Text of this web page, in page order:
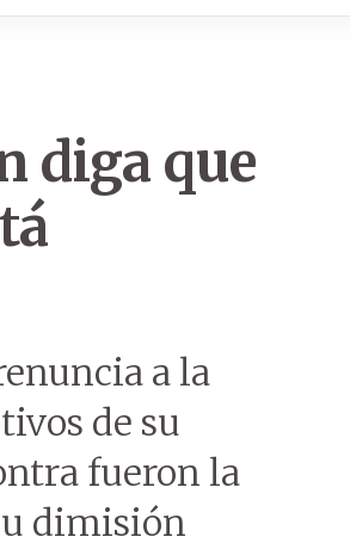
diga que
a la
de su
fueron la
dimisión